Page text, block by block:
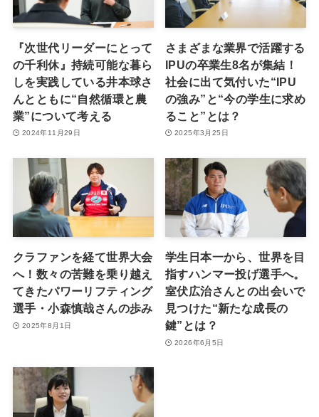
『次世代リーダーにとって
の千利休』持続可能な暮ら
しを実践している井本球さ
んとともに“自然循環と農
業”について考える
2024年11月29日
さまざまな業界で活躍する
IPUの卒業生8名が集結！
社会に出て気付いた“IPU
の強み”と“今の学生に求め
ること”とは？
2025年3月25日
クラファンを経て世界大会
へ！数々の苦難を乗り越え
てきたパワーリフティング
選手・小森慎哉さんの歩み
2025年8月1日
学生日本一から、世界を目
指すハンマー投げ選手へ。
室伏広治さんとの出会いで
見つけた“新たな成長の
鍵”とは？
2026年6月5日